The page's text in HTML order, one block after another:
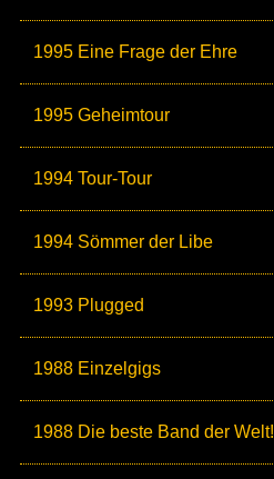
1995 Eine Frage der Ehre
1995 Geheimtour
1994 Tour-Tour
1994 Sömmer der Libe
1993 Plugged
1988 Einzelgigs
1988 Die beste Band der Welt!